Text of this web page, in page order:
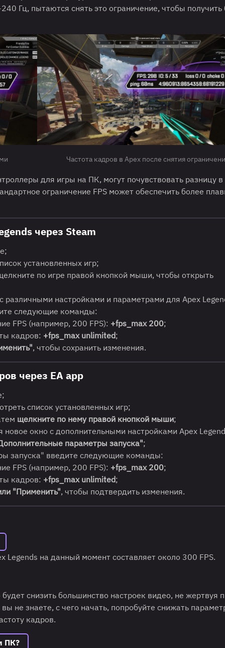
Гц, пытаются снять это ограничение, чтобы получить
Частота кадров в Apex после снятия
для игры на ПК, могут почувствовать разницу в
ограничение FPS может обеспечить более
через Steam
установленных игр;
по игре правой кнопкой мыши, чтобы открыть
различными настройками и параметрами для Apex
следующие команды:
FPS (например, 200 FPS): +fps_max 200;
кадров: +fps_max unlimited;
, чтобы сохранить изменения.
через EA app
список установленных игр;
щелкните по нему правой кнопкой мыши;
новое окно c дополнительными настройками Apex
параметры запуска";
запуска" введите следующие команды:
FPS (например, 200 FPS): +fps_max 200;
кадров: +fps_max unlimited;
"Применить", чтобы подтвердить изменения.
на данный момент составляет около 300 FPS.
снизить большинство настроек видео, не жертвуя
не знаете, с чего начать, попробуйте снижать
кадров.
ПК?